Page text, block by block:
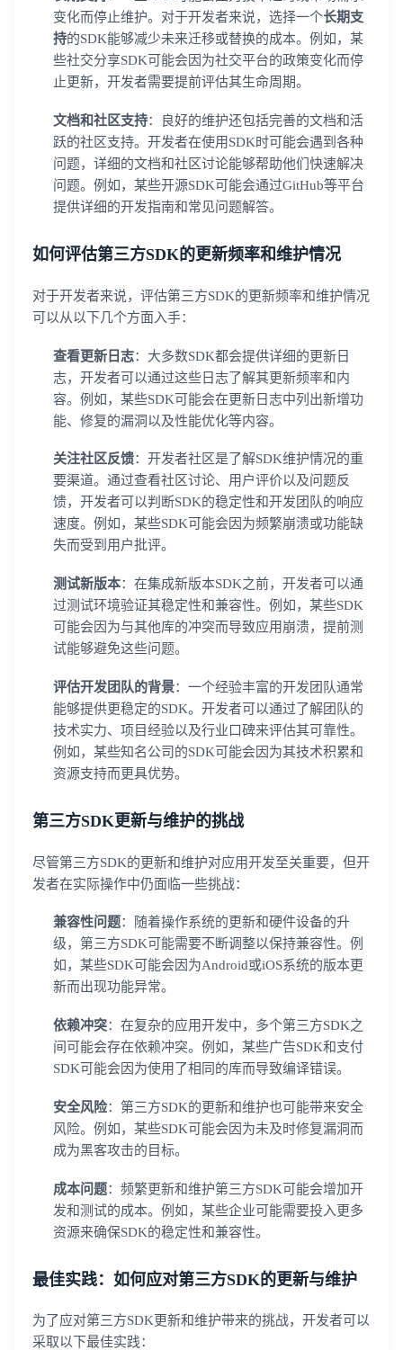
变化而停止维护。对于开发者来说，选择一个长期支
持的SDK能够减少未来迁移或替换的成本。例如，某
些社交分享SDK可能会因为社交平台的政策变化而停
止更新，开发者需要提前评估其生命周期。
文档和社区支持：良好的维护还包括完善的文档和活
跃的社区支持。开发者在使用SDK时可能会遇到各种
问题，详细的文档和社区讨论能够帮助他们快速解决
问题。例如，某些开源SDK可能会通过GitHub等平台
提供详细的开发指南和常见问题解答。
如何评估第三方SDK的更新频率和维护情况
对于开发者来说，评估第三方SDK的更新频率和维护情况
可以从以下几个方面入手：
查看更新日志：大多数SDK都会提供详细的更新日
志，开发者可以通过这些日志了解其更新频率和内
容。例如，某些SDK可能会在更新日志中列出新增功
能、修复的漏洞以及性能优化等内容。
关注社区反馈：开发者社区是了解SDK维护情况的重
要渠道。通过查看社区讨论、用户评价以及问题反
馈，开发者可以判断SDK的稳定性和开发团队的响应
速度。例如，某些SDK可能会因为频繁崩溃或功能缺
失而受到用户批评。
测试新版本：在集成新版本SDK之前，开发者可以通
过测试环境验证其稳定性和兼容性。例如，某些SDK
可能会因为与其他库的冲突而导致应用崩溃，提前测
试能够避免这些问题。
评估开发团队的背景：一个经验丰富的开发团队通常
能够提供更稳定的SDK。开发者可以通过了解团队的
技术实力、项目经验以及行业口碑来评估其可靠性。
例如，某些知名公司的SDK可能会因为其技术积累和
资源支持而更具优势。
第三方SDK更新与维护的挑战
尽管第三方SDK的更新和维护对应用开发至关重要，但开
发者在实际操作中仍面临一些挑战：
兼容性问题：随着操作系统的更新和硬件设备的升
级，第三方SDK可能需要不断调整以保持兼容性。例
如，某些SDK可能会因为Android或iOS系统的版本更
新而出现功能异常。
依赖冲突：在复杂的应用开发中，多个第三方SDK之
间可能会存在依赖冲突。例如，某些广告SDK和支付
SDK可能会因为使用了相同的库而导致编译错误。
安全风险：第三方SDK的更新和维护也可能带来安全
风险。例如，某些SDK可能会因为未及时修复漏洞而
成为黑客攻击的目标。
成本问题：频繁更新和维护第三方SDK可能会增加开
发和测试的成本。例如，某些企业可能需要投入更多
资源来确保SDK的稳定性和兼容性。
最佳实践：如何应对第三方SDK的更新与维护
为了应对第三方SDK更新和维护带来的挑战，开发者可以
采取以下最佳实践：